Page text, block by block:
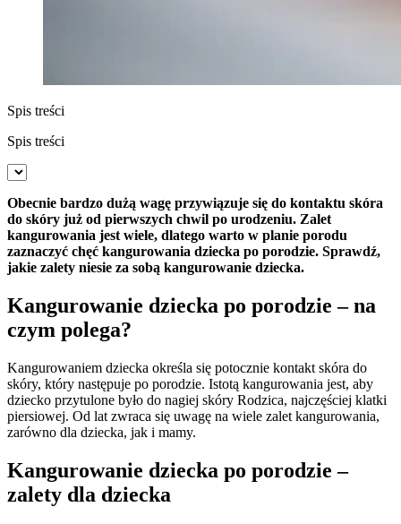
Spis treści
Spis treści
Obecnie bardzo dużą wagę przywiązuje się do kontaktu skóra
do skóry już od pierwszych chwil po urodzeniu. Zalet
kangurowania jest wiele, dlatego warto w planie porodu
zaznaczyć chęć kangurowania dziecka po porodzie. Sprawdź,
jakie zalety niesie za sobą kangurowanie dziecka.
Kangurowanie dziecka po porodzie – na
czym polega?
Kangurowaniem dziecka określa się potocznie kontakt skóra do
skóry, który następuje po porodzie. Istotą kangurowania jest, aby
dziecko przytulone było do nagiej skóry Rodzica, najczęściej klatki
piersiowej. Od lat zwraca się uwagę na wiele zalet kangurowania,
zarówno dla dziecka, jak i mamy.
Kangurowanie dziecka po porodzie –
zalety dla dziecka